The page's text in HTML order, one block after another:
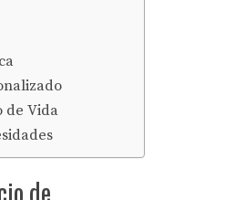
de Vida
de